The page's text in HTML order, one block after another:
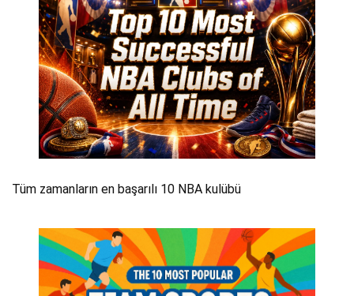
Tüm zamanların en başarılı 10 NBA kulübü